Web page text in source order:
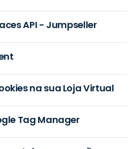
API - Jumpseller
na sua Loja Virtual
Tag Manager